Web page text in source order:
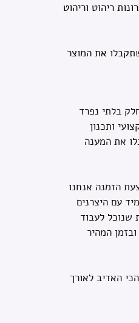
ריהוט וריהוט
את המוצר
בלתי נפרד
ותכנון
את המענה
הזמנה אנחנו
עם היצרנים
שנוכל לעבוד
המהיר
האדיב לאורך